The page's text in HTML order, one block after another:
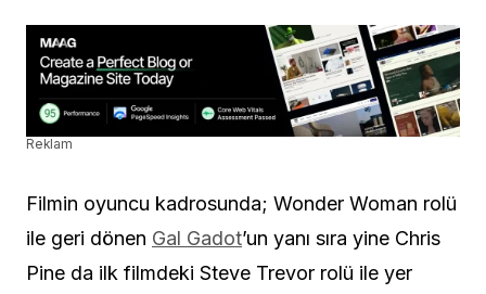
Reklam
Filmin oyuncu kadrosunda; Wonder Woman rolü
ile geri dönen Gal Gadot’un yanı sıra yine Chris
Pine da ilk filmdeki Steve Trevor rolü ile yer